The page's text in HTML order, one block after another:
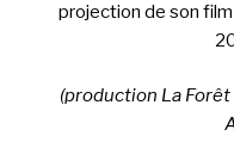
projection de son film
(production La Forêt